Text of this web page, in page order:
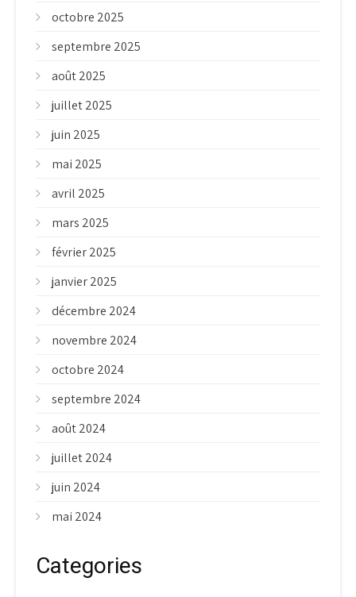
octobre 2025
septembre 2025
août 2025
juillet 2025
juin 2025
mai 2025
avril 2025
mars 2025
février 2025
janvier 2025
décembre 2024
novembre 2024
octobre 2024
septembre 2024
août 2024
juillet 2024
juin 2024
mai 2024
Categories